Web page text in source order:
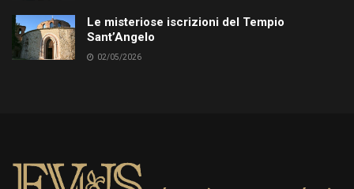
Le misteriose iscrizioni del Tempio
Sant’Angelo
02/05/2026